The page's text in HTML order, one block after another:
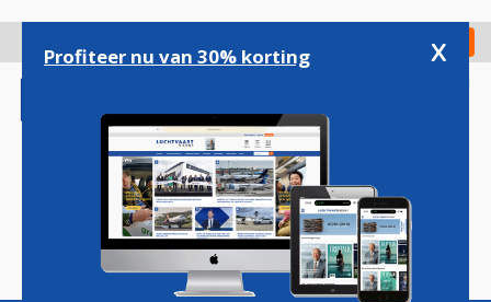
gaan
Check in
Magazine Podcasts Vacatures
Profiteer nu van 30% korting x